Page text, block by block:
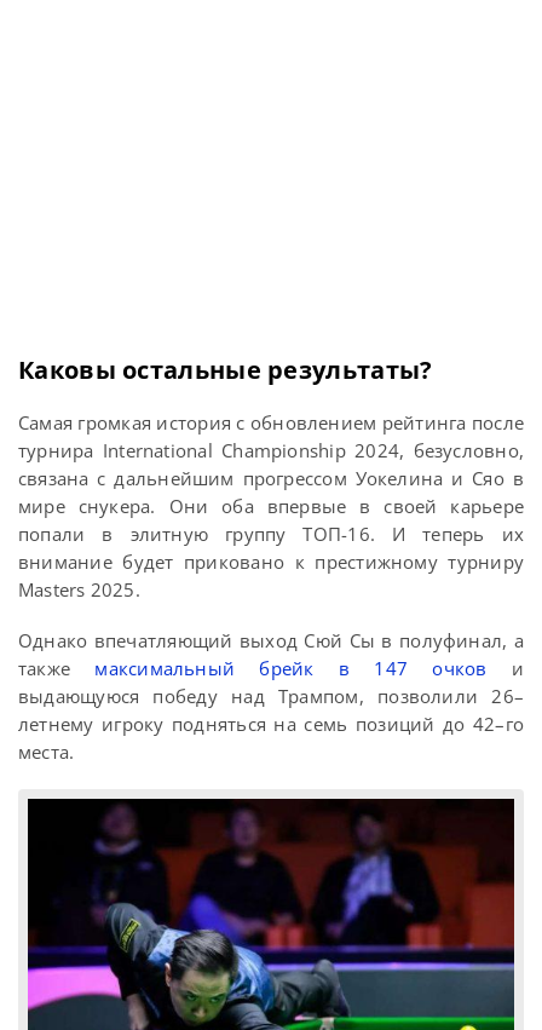
Каковы остальные результаты?
Самая громкая история с обновлением рейтинга после
турнира International Championship 2024, безусловно,
связана с дальнейшим прогрессом Уокелина и Сяо в
мире снукера. Они оба впервые в своей карьере
попали в элитную группу ТОП-16. И теперь их
внимание будет приковано к престижному турниру
Masters 2025.
Однако впечатляющий выход Сюй Сы в полуфинал, а
также максимальный брейк в 147 очков и
выдающуюся победу над Трампом, позволили 26–
летнему игроку подняться на семь позиций до 42–го
места.